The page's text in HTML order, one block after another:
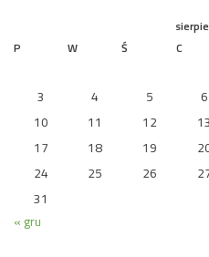
P
W Ś C
3
4 5 6
10
11 12 13
17
18 19
24
25 26
31
« gru